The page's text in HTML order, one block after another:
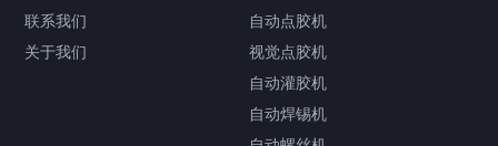
关于我们
联系我们
关于我们
自动点胶机
视觉点胶机
自动灌胶机
自动焊锡机